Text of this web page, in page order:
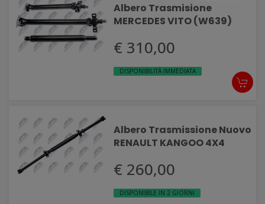
Albero Trasmisione
MERCEDES VITO (W639)
€ 310,00
DISPONIBILITÀ IMMEDIATA
Albero Trasmissione Nuovo
RENAULT KANGOO 4X4
€ 260,00
DISPONIBILE IN 2 GIORNI